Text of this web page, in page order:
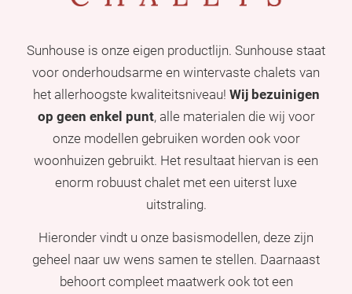
Sunhouse is onze eigen productlijn. Sunhouse staat
voor onderhoudsarme en wintervaste chalets van
het allerhoogste kwaliteitsniveau! Wij bezuinigen
op geen enkel punt, alle materialen die wij voor
onze modellen gebruiken worden ook voor
woonhuizen gebruikt. Het resultaat hiervan is een
enorm robuust chalet met een uiterst luxe
uitstraling.
Hieronder vindt u onze basismodellen, deze zijn
geheel naar uw wens samen te stellen. Daarnaast
behoort compleet maatwerk ook tot een